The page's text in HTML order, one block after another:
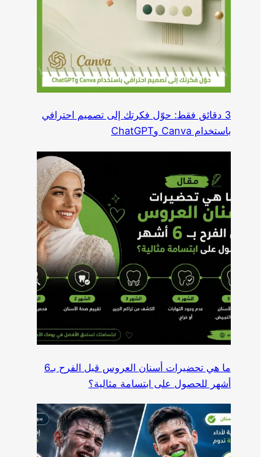
3 دقائق فقط: حوّل فكرتك إلى تصميم احترافي
باستخدام Canva وChatGPT
ما هي تحضيرات أسنان العروس قبل الفرح بـ6
أشهر للحصول على ابتسامة مثالية؟